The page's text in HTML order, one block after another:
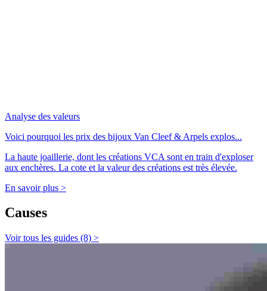
Analyse des valeurs
Voici pourquoi les prix des bijoux Van Cleef & Arpels explos...
La haute joaillerie, dont les créations VCA sont en train d'exploser
aux enchères. La cote et la valeur des créations est très élevée.
En savoir plus >
Causes
Voir tous les guides (8) >